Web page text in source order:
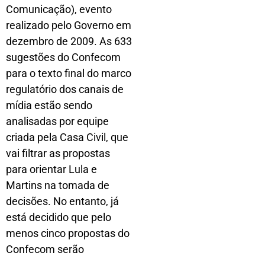
Comunicação), evento
realizado pelo Governo em
dezembro de 2009. As 633
sugestões do Confecom
para o texto final do marco
regulatório dos canais de
mídia estão sendo
analisadas por equipe
criada pela Casa Civil, que
vai filtrar as propostas
para orientar Lula e
Martins na tomada de
decisões. No entanto, já
está decidido que pelo
menos cinco propostas do
Confecom serão